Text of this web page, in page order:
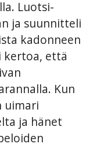
Luotsi-
ja suunnitteli
kadonneen
kertoa, että
Kun
uimari
ja hänet